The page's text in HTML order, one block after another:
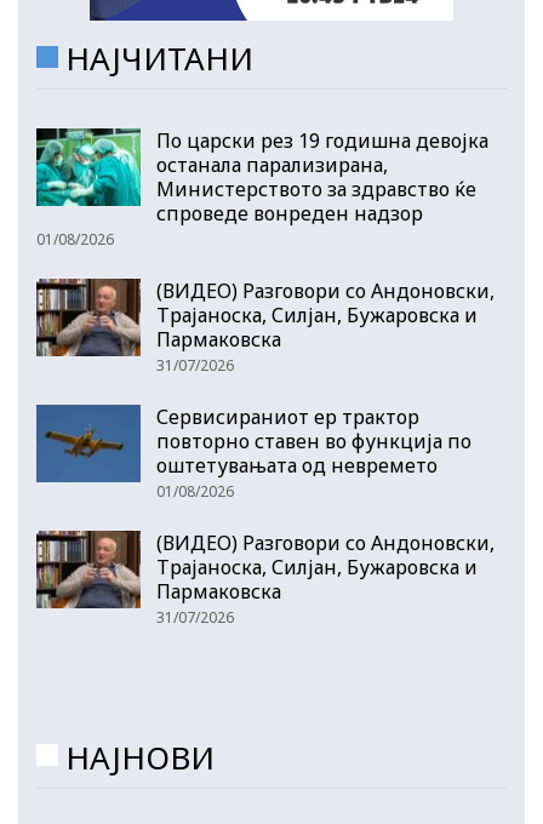
НАЈЧИТАНИ
По царски рез 19 годишна девојка
останала парализирана,
Министерството за здравство ќе
спроведе вонреден надзор
01/08/2026
(ВИДЕО) Разговори со Андоновски,
Трајаноска, Силјан, Бужаровска и
Пармаковска
31/07/2026
Сервисираниот ер трактор
повторно ставен во функција по
оштетувањата од невремето
01/08/2026
(ВИДЕО) Разговори со Андоновски,
Трајаноска, Силјан, Бужаровска и
Пармаковска
31/07/2026
НАЈНОВИ